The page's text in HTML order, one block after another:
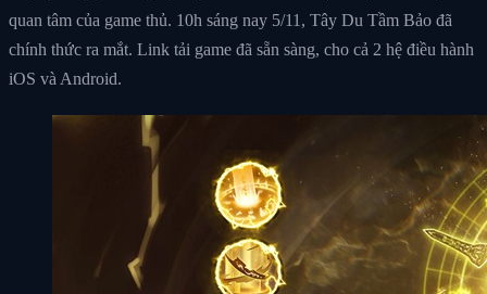
quan tâm của game thủ. 10h sáng nay 5/11, Tây Du Tầm Bảo đã
chính thức ra mắt. Link tải game đã sẵn sàng, cho cả 2 hệ điều hành
iOS và Android.